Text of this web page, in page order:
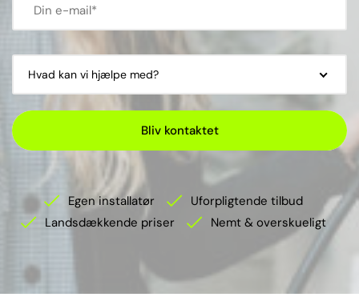
Hvad kan vi hjælpe med?
Bliv kontaktet
Egen installatør
Uforpligtende tilbud
Landsdækkende priser
Nemt & overskueligt